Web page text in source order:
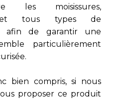
les moisissures,
et tous types de
afin de garantir une
particulièrement
bien compris, si nous
proposer ce produit